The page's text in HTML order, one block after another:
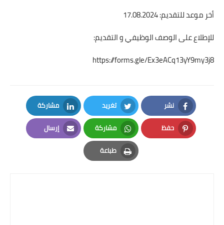
أخر موعد للتقديم: 17.08.2024
للإطلاع على الوصف الوظيفي و التقديم:
https://forms.gle/Ex3eACq13yY9my3j8
نشر
Facebook
تغريد
Twitter
مشاركة
LinkedIn
حفظ
Pinterest
مشاركة
Whatsapp
إرسال
Email
طباعة
Print